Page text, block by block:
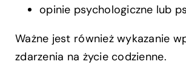
opinie psychologiczne lub
Ważne jest również wykazanie
zdarzenia na życie codzienne.